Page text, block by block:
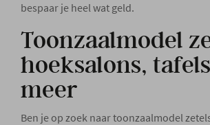
bespaar je heel wat geld.
Toonzaalmodel
hoeksalons,
meer
Ben je op zoek naar toonzaalmodel